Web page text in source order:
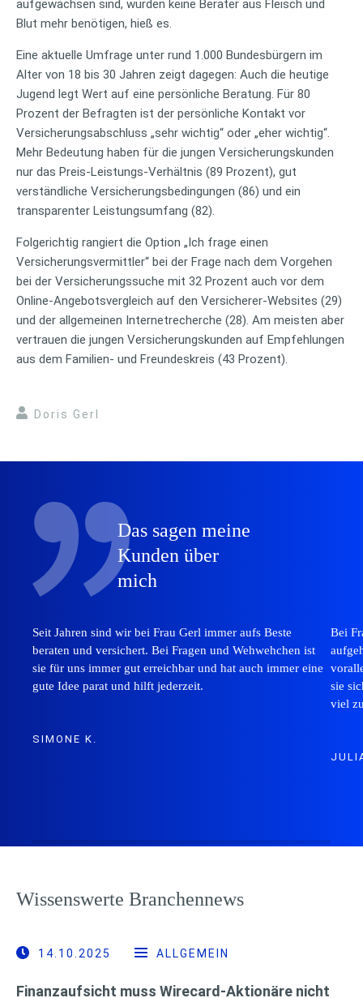
aufgewachsen sind, würden keine Berater aus Fleisch und
Blut mehr benötigen, hieß es.
Eine aktuelle Umfrage unter rund 1.000 Bundesbürgern im
Alter von 18 bis 30 Jahren zeigt dagegen: Auch die heutige
Jugend legt Wert auf eine persönliche Beratung. Für 80
Prozent der Befragten ist der persönliche Kontakt vor
Versicherungsabschluss „sehr wichtig“ oder „eher wichtig“.
Mehr Bedeutung haben für die jungen Versicherungskunden
nur das Preis-Leistungs-Verhältnis (89 Prozent), gut
verständliche Versicherungsbedingungen (86) und ein
transparenter Leistungsumfang (82).
Folgerichtig rangiert die Option „Ich frage einen
Versicherungsvermittler“ bei der Frage nach dem Vorgehen
bei der Versicherungssuche mit 32 Prozent auch vor dem
Online-Angebotsvergleich auf den Versicherer-Websites (29)
und der allgemeinen Internetrecherche (28). Am meisten aber
vertrauen die jungen Versicherungskunden auf Empfehlungen
aus dem Familien- und Freundeskreis (43 Prozent).
Doris Gerl
Das sagen meine
Kunden über
mich
Seit Jahren sind wir bei Frau Gerl immer aufs Beste
beraten und versichert. Bei Fragen und Wehwehchen ist
sie für uns immer gut erreichbar und hat auch immer eine
gute Idee parat und hilft jederzeit.
SIMONE K.
Bei
sie
viel
Wissenswerte Branchennews
14.10.2025 ALLGEMEIN
Finanzaufsicht muss Wirecard-Aktionäre nicht